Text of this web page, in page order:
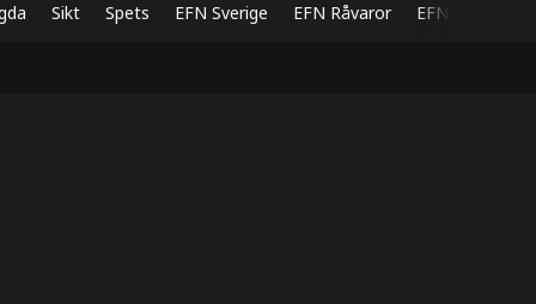
Sikt Spets EFN Sverige EFN Råvaror EFN Direkt